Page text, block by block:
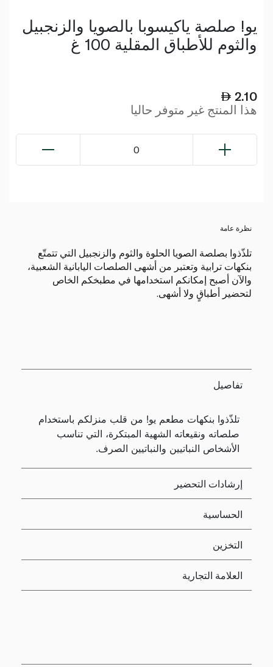
يو! صلصة ياكيسوبا بالصويا والزنجبيل
والثوم للأطباق المقلية 100 غ
2.10
هذا المنتج غير متوفر حاليا
0
نظرة عامة
تلذّذوا بصلصة الصويا الحلوة والثوم والزنجبيل التي تتمتّع
بنكهات ترابية وتعتبر من أشهى الصلصات اليابانية الشعبية،
والآن أصبح إمكانكم استخدامها في مطبخكم الخاص
لتحضير أطباقٍ ولا أشهى.
تفاصيل
تلذّذوا بنكهات مطعم يو! من قلب منزلكم باستخدام
صلصاته ونقيعاته الشهية المبتكرة، التي تناسب
الأشخاص النباتيين والنباتيين الصرف.
إرشادات التحضير
الحساسية
التخزين
العلامة التجارية